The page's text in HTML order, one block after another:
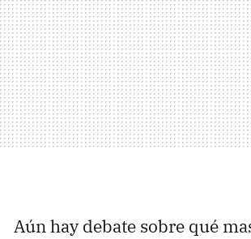
Aún hay debate sobre qué